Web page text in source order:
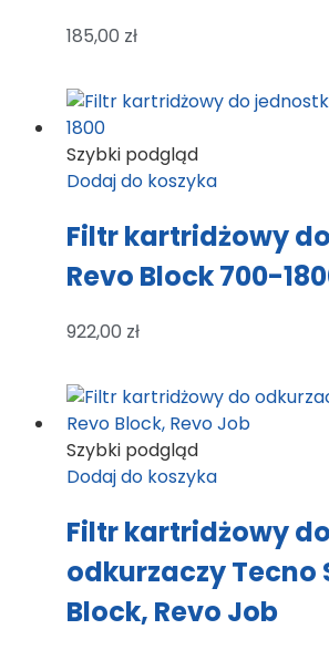
185,00 zł
Szybki podgląd
Dodaj do koszyka
Filtr kartridżowy
Revo Block 700-
922,00 zł
Szybki podgląd
Dodaj do koszyka
Filtr kartridżowy do
odkurzaczy Tecno
Block, Revo Job